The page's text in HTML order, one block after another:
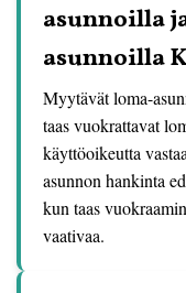
asunnoilla
asunnoilla
Myytävät loma-
taas vuokrattavat
käyttöoikeutta
asunnon hankinta
kun taas
vaativaa.